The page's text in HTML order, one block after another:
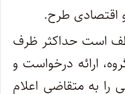
اقتصادی طرح.
است حداکثر ظرف
ارائه درخواست و
را به متقاضی اعلام